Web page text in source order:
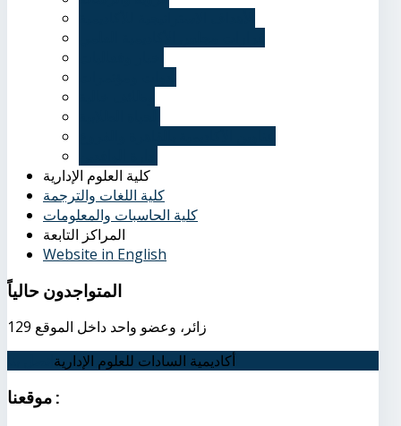
كلية العلوم الإدارية
كلية اللغات والترجمة
كلية الحاسبات والمعلومات
المراكز التابعة
Website in English
المتواجدون حالياً
129 زائر، وعضو واحد داخل الموقع
أكاديمية السادات للعلوم الإدارية
: